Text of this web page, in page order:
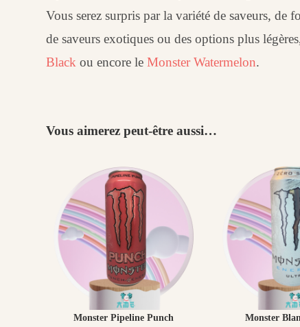
Vous serez surpris par la variété de saveurs,
de saveurs exotiques ou des options plus
Black ou encore leMonster Watermelon.
Vous aimerez peut-être aussi…
Monster Pipeline Punch Monster